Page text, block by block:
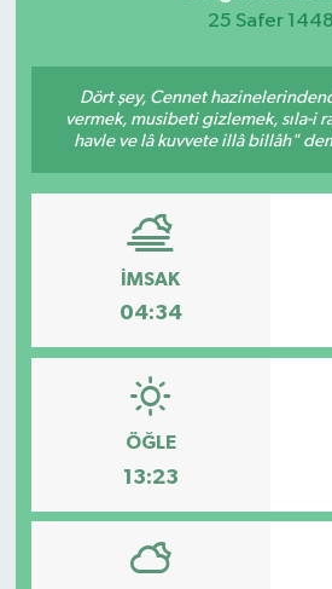
25 Safer 1448
Dört şey, Cennet
vermek, musibeti gizlemek, sıla-i
havle ve lâ kuvvete illâ billâh"
İMSAK
04:34
ÖĞLE
13:23
SPOR
İLÇELERİMİZ
RESMİ İLAN